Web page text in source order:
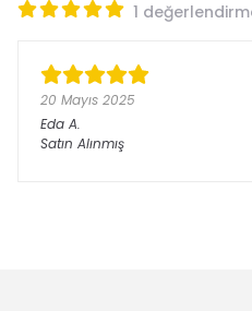
1
20 Mayıs 2025
Eda A.
Satın Alınmış